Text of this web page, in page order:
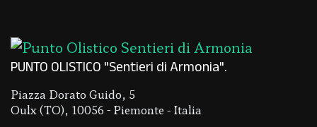
PUNTO OLISTICO "Sentieri di Armonia"
Piazza Dorato Guido, 5
Oulx (TO), 10056 - Piemonte - Italia